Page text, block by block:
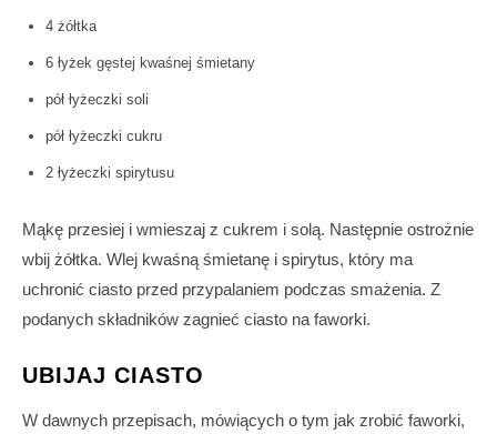
4 żółtka
6 łyżek gęstej kwaśnej śmietany
pół łyżeczki soli
pół łyżeczki cukru
2 łyżeczki spirytusu
Mąkę przesiej i wmieszaj z cukrem i solą. Następnie ostrożnie
wbij żółtka. Wlej kwaśną śmietanę i spirytus, który ma
uchronić ciasto przed przypalaniem podczas smażenia. Z
podanych składników zagnieć ciasto na faworki.
UBIJAJ CIASTO
W dawnych przepisach, mówiących o tym jak zrobić faworki,